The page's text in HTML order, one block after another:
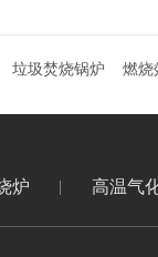
垃圾焚烧锅炉 燃烧
炉 高温气